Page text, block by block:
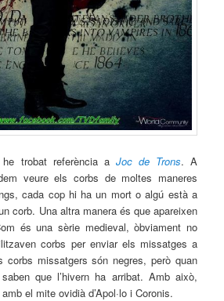
trobat referència a Joc de Trons. A
veure els corbs de moltes maneres
cada cop hi ha un mort o algú està a
corb. Una altra manera és que apareixen
és una sèrie medieval, òbviament no
corbs per enviar els missatges a
corbs missatgers són negres, però quan
que l’hivern ha arribat. Amb això,
el mite ovidià d’Apol·lo i Coronis.